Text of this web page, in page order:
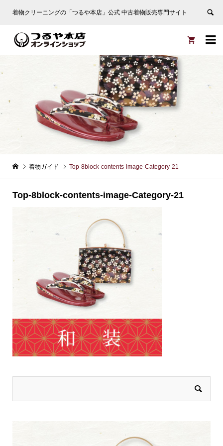
着物クリーニングの「つるや本店」公式 中古着物販売専門サイト


着物ガイド Top-8block-contents-image-Category-21
Top-8block-contents-image-Category-21